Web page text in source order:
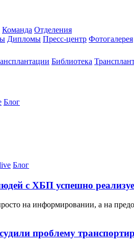
Команда Отделения
Дипломы Пресс-центр Фотогалерея
Библиотека
Блог
Блог
с ХБП успешно
на информировании, а на
проблему